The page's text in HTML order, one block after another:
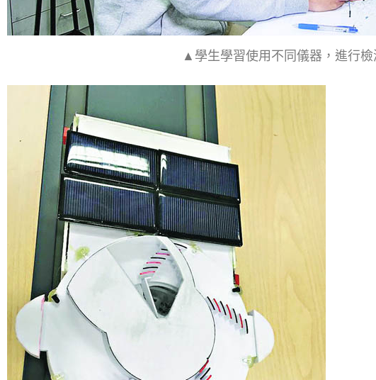
▲學生學習使用不同儀器，進行檢